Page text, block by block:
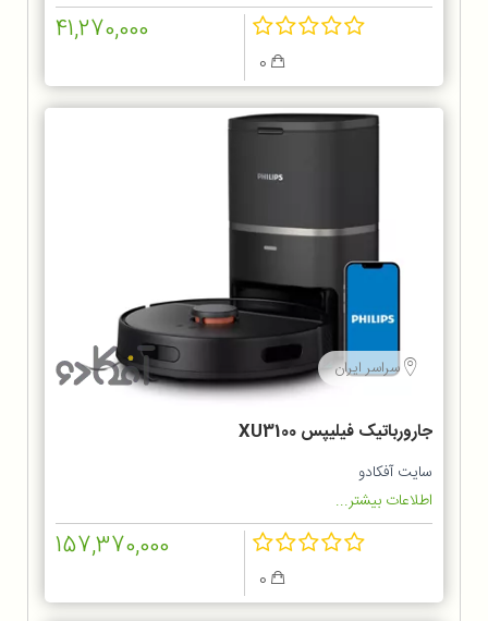
41,270,000
سراسر ایران
جارورباتیک فیلیپس XU3100
سایت آفکادو
اطلاعات بیشتر...
157,370,000